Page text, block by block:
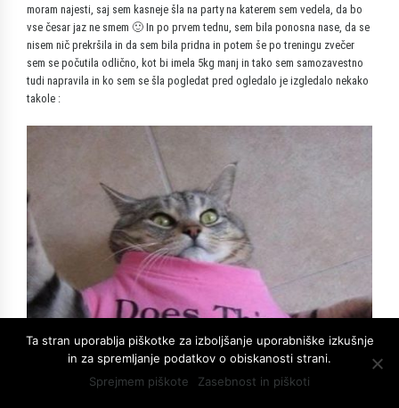
moram najesti, saj sem kasneje šla na party na katerem sem vedela, da bo
vse česar jaz ne smem 🙂 In po prvem tednu, sem bila ponosna nase, da se
nisem nič prekršila in da sem bila pridna in potem še po treningu zvečer
sem se počutila odlično, kot bi imela 5kg manj in tako sem samozavestno
tudi napravila in ko sem se šla pogledat pred ogledalo je izgledalo nekako
takole :
Ta stran uporablja piškotke za izboljšanje uporabniške izkušnje
in za spremljanje podatkov o obiskanosti strani.
Sprejmem piškote
Zasebnost in piškoti